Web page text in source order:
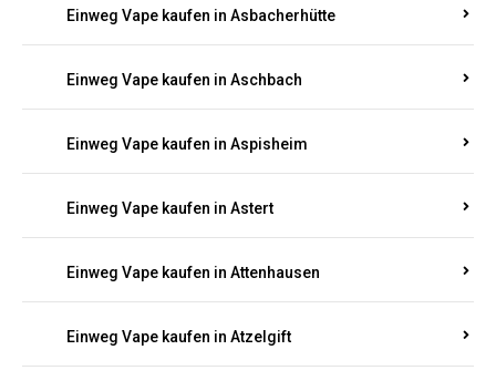
Einweg Vape kaufen in Asbacherhütte
Einweg Vape kaufen in Aschbach
Einweg Vape kaufen in Aspisheim
Einweg Vape kaufen in Astert
Einweg Vape kaufen in Attenhausen
Einweg Vape kaufen in Atzelgift